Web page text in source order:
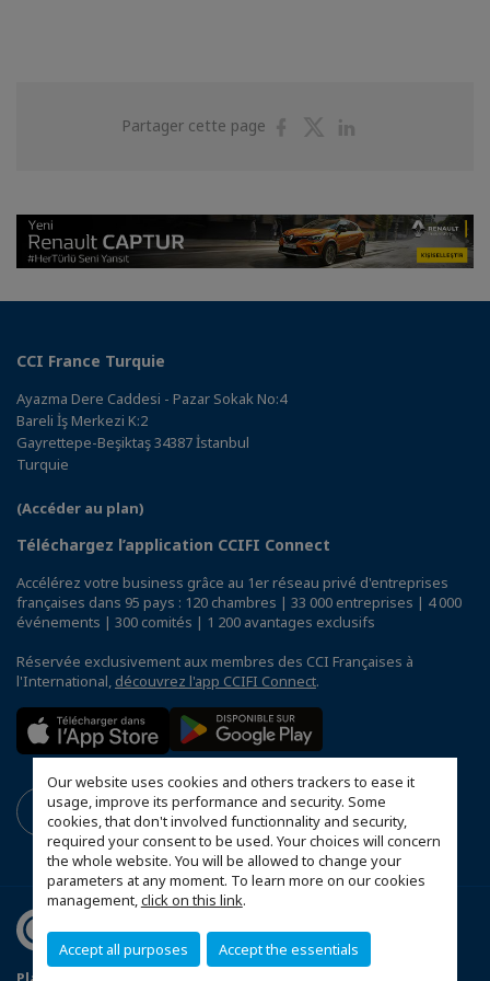
Our website uses cookies and others trackers to ease it
usage, improve its performance and security. Some
cookies, that don't involved functionnality and security,
required your consent to be used. Your choices will concern
the whole website. You will be allowed to change your
parameters at any moment. To learn more on our cookies
management,click on this link.
Accept all purposes Accept the essentials
Partager cette page
PartagerPartager
CCI France Turquie
Ayazma Dere Caddesi - Pazar Sokak No:4
Bareli İş Merkezi K:2
Gayrettepe-Beşiktaş 34387 İstanbul
Turquie
(Accéder au plan)
Téléchargez l’application CCIFI Connect
Accélérez votre business grâce au 1er réseau privé d'entreprises
françaises dans 95 pays : 120 chambres | 33 000 entreprises | 4 000
événements | 300 comités | 1 200 avantages exclusifs
Réservée exclusivement aux membres des CCI Françaises à
l'International, découvrez l'app CCIFI Connect.